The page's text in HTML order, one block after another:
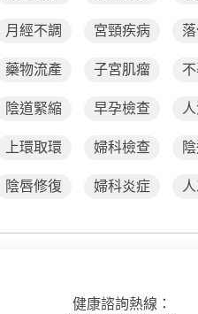
月經不調 宮頸疾病
藥物流產 子宮肌瘤
陰道緊縮 早孕檢查
上環取環 婦科檢查
陰唇修復 婦科炎症
健康諮詢熱線：